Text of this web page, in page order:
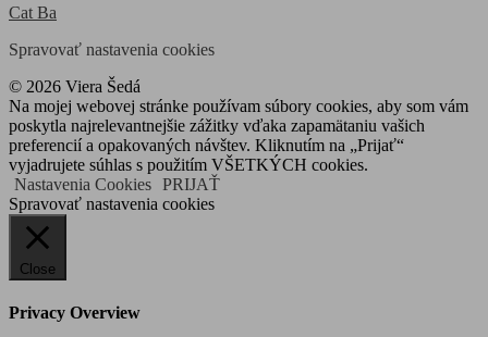
Navigácia
v
článku
Cat Ba
Spravovať nastavenia cookies
© 2026 Viera Šedá
Na mojej webovej stránke používam súbory cookies, aby som vám
poskytla najrelevantnejšie zážitky vďaka zapamätaniu vašich
preferencií a opakovaných návštev. Kliknutím na „Prijať“
vyjadrujete súhlas s použitím VŠETKÝCH cookies.
Nastavenia Cookies PRIJAŤ
Spravovať nastavenia cookies
Close
Privacy Overview